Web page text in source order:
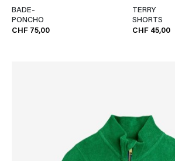
BADE-
PONCHO
CHF 75,00
TERRY
SHORTS
CHF 45,00